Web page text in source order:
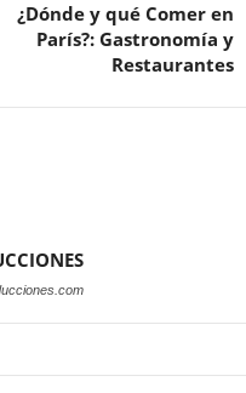
¿Dónde y qué Comer en
París?: Gastronomía y
Restaurantes